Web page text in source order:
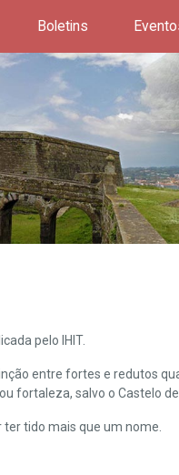
Boletins
pelo IHIT.
entre fortes e redutos
fortaleza, salvo o Castelo de
tido mais que um nome.